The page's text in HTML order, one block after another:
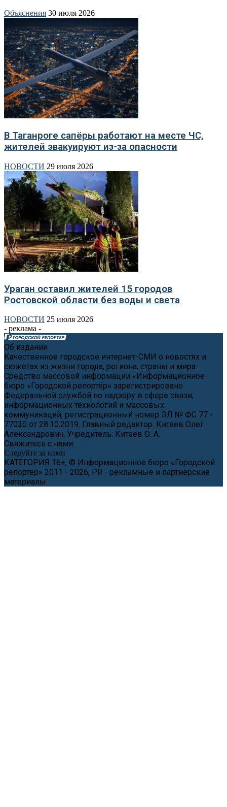
Объяснения 30 июля 2026
В Таганроге сапёры работают на месте ЧС,
жителей эвакуируют из-за опасности
НОВОСТИ 29 июля 2026
Ураган оставил жителей 15 городов
Ростовской области без воды и света
НОВОСТИ 25 июля 2026
- реклама -
Об издании
Качественное городское интернет-СМИ о новостях и
сюжетах из жизни города, региона, страны и мира.
Средство массовой информации «Информационное
бюро «Городской репортёр» зарегистрировано
Федеральной службой по надзору в сфере связи,
информационных технологий и массовых
коммуникаций, регистрационный номер ЭЛ № ФС 77 -
77030 от 28.10.2019. Главный редактор: Китаев Олег
Александрович. Учредитель: Китаев О. А.
Свяжитесь с нами:
Следуйте за нами
КАТЕГОРИЯ 16+, © Информационное бюро «Городской
репортёр» 2011 - 2026, PR - рекламные и партнерские
материалы.